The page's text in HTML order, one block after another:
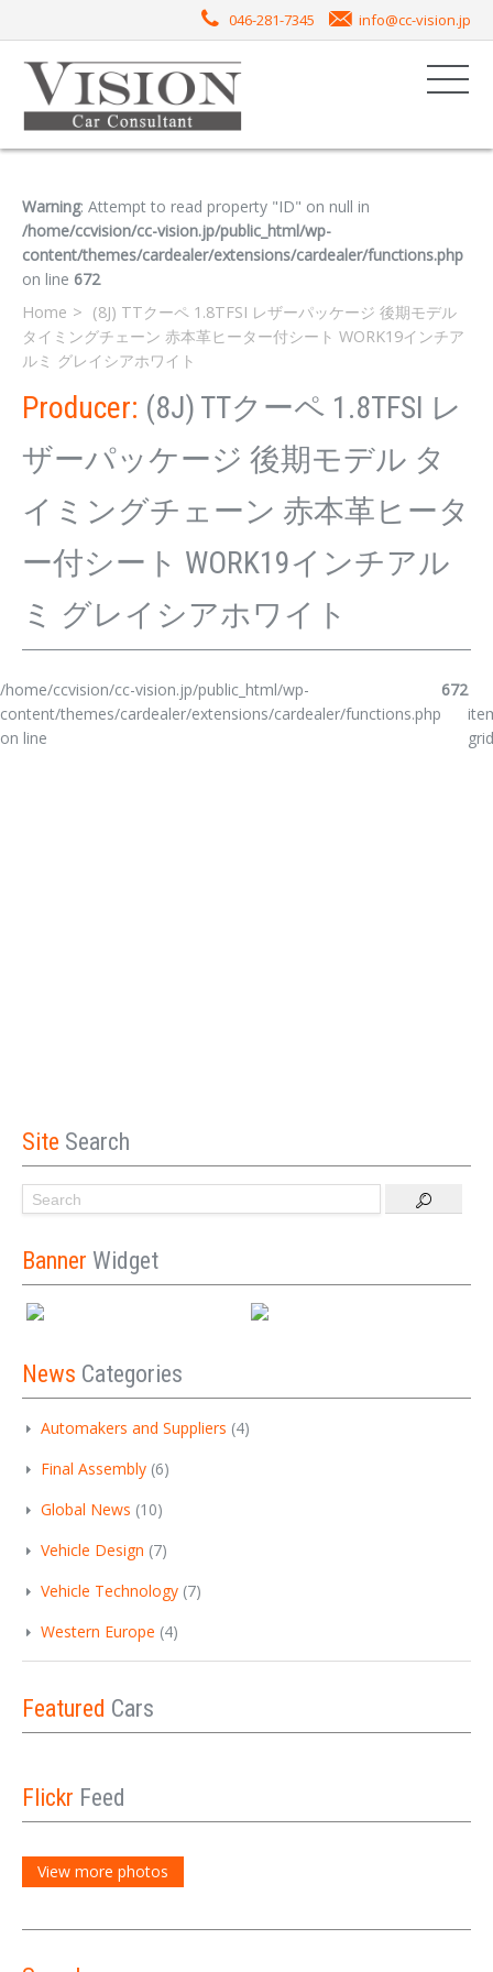
046-281-7345 info@cc-vision.jp
Warning: Attempt to read property "ID" on null in
/home/ccvision/cc-vision.jp/public_html/wp-
content/themes/cardealer/extensions/cardealer/functions.php
on line 672
Home
(8J) TTクーペ 1.8TFSI レザーパッケージ 後期モデル
タイミングチェーン 赤本革ヒーター付シート WORK19インチア
ルミ グレイシアホワイト
Producer: (8J) TTクーペ 1.8TFSI レ
ザーパッケージ 後期モデル タ
イミングチェーン 赤本革ヒータ
ー付シート WORK19インチアル
ミ グレイシアホワイト
/home/ccvision/cc-vision.jp/public_html/wp-
content/themes/cardealer/extensions/cardealer/functions.php
on line
672
Site Search
Banner Widget
News Categories
Automakers and Suppliers (4)
Final Assembly (6)
Global News (10)
Vehicle Design (7)
Vehicle Technology (7)
Western Europe (4)
Featured Cars
Flickr Feed
View more photos